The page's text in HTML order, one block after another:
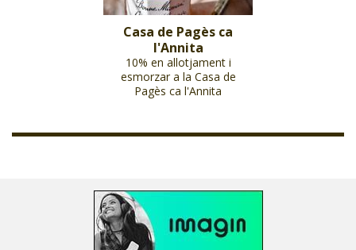
Casa de Pagès ca
l'Annita
10% en allotjament i
esmorzar a la Casa de
Pagès ca l'Annita